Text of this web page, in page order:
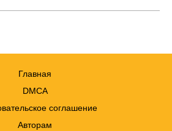
Главная
DMCA
соглашение
Авторам